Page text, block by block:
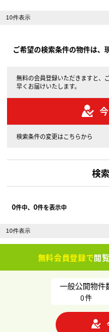
ご希望の検索条件の物件は、
無料の会員登録いただきますと、
早くお届けいたします。
検索条件の変更はこちらから
検
0件中、 0件を表示中
無料会員登録で閲
一般公開物件
0件